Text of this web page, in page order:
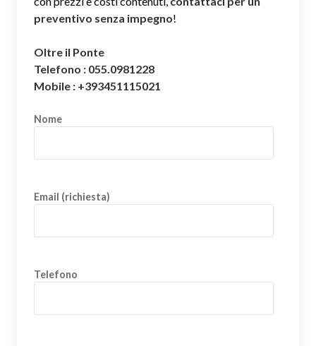
preventivo senza impegno!
Oltre il Ponte
Telefono : 055.0981228
Mobile : +393451115021
Nome
Email (richiesta)
Telefono